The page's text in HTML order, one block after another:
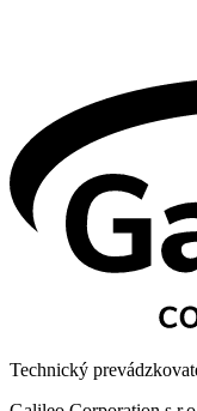
Technický